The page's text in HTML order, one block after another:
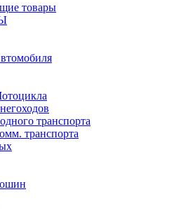
товары
транспорта
транспорта